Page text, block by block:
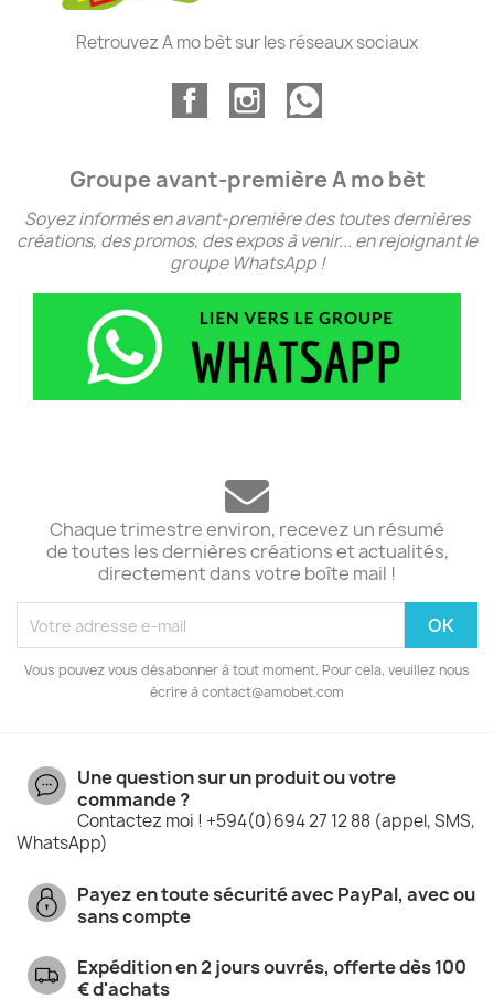
Retrouvez A mo bèt sur les réseaux sociaux
Groupe avant-première A mo bèt
Soyez informés en avant-première des toutes dernières
créations, des promos, des expos à venir... en rejoignant le
groupe WhatsApp !
Chaque trimestre environ, recevez un résumé
de toutes les dernières créations et actualités,
directement dans votre boîte mail !
Vous pouvez vous désabonner à tout moment. Pour cela, veuillez nous
écrire à contact@amobet.com
Une question sur un produit ou votre
commande ?
Contactez moi ! +594(0)694 27 12 88 (appel, SMS,
WhatsApp)
Payez en toute sécurité avec PayPal, avec ou
sans compte
Expédition en 2 jours ouvrés, offerte dès 100
€ d'achats